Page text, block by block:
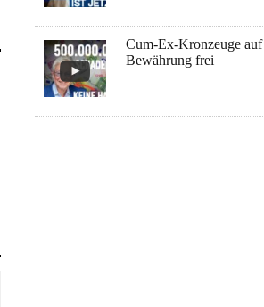
Cum-Ex-Kronzeuge auf
Bewährung frei